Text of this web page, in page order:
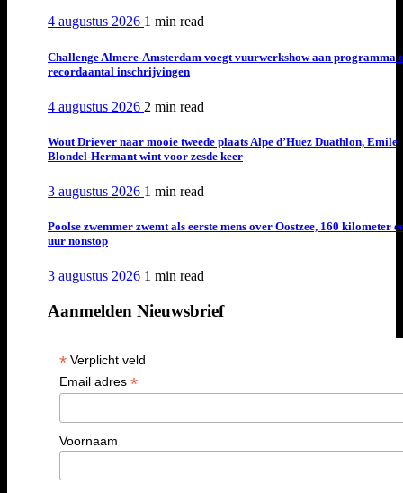
4 augustus 2026 1 min read
Challenge Almere-Amsterdam voegt vuurwerkshow aan programma
recordaantal inschrijvingen
4 augustus 2026 2 min read
Wout Driever naar mooie tweede plaats Alpe d’Huez Duathlon, Emile
Blondel-Hermant wint voor zesde keer
3 augustus 2026 1 min read
Poolse zwemmer zwemt als eerste mens over Oostzee, 160 kilometer
uur nonstop
3 augustus 2026 1 min read
Aanmelden Nieuwsbrief
*Verplicht veld
Email adres *
Voornaam